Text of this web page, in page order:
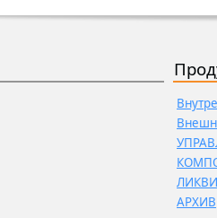
АРХИВ